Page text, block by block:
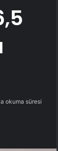
okuma süresi